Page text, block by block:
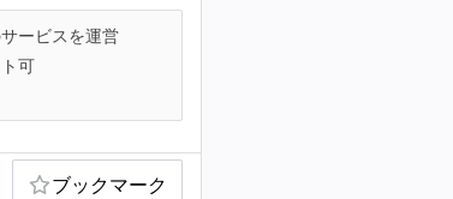
ービスを運営
可
ブックマーク